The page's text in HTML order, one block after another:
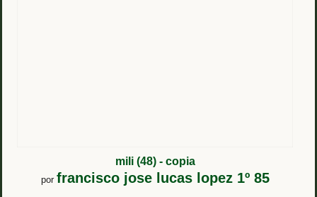
mili (48) - copia
por francisco jose lucas lopez 1º 85